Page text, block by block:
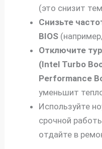
(это снизит
Снизьте
BIOS
Отключите
(Intel Turbo
Performance
уменьшит
Используйте
срочной
отдайте в